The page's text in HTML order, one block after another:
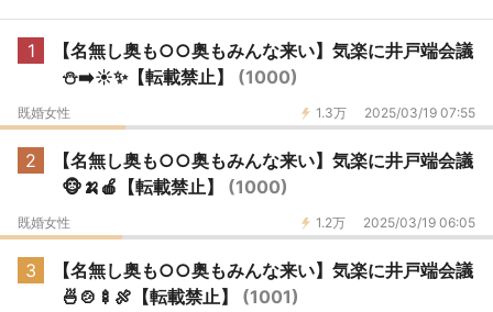
1
【名無し奥も○○奥もみんな来い】気楽に井戸端会議
⛄️➡️☀️✨️【転載禁止】 (1000)
1.3万 2025/03/19 07:55
既婚女性
2
【名無し奥も○○奥もみんな来い】気楽に井戸端会議
🐵🍌🍎【転載禁止】 (1000)
1.2万 2025/03/19 06:05
既婚女性
3
【名無し奥も○○奥もみんな来い】気楽に井戸端会議
🍜🍲🍢🍖【転載禁止】 (1001)